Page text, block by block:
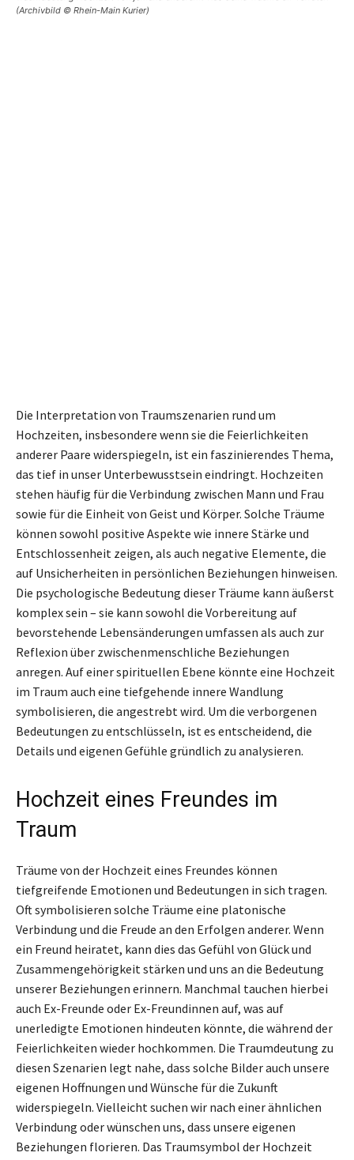
(Archivbild © Rhein-Main Kurier)
Die Interpretation von Traumszenarien rund um
Hochzeiten, insbesondere wenn sie die Feierlichkeiten
anderer Paare widerspiegeln, ist ein faszinierendes Thema,
das tief in unser Unterbewusstsein eindringt. Hochzeiten
stehen häufig für die Verbindung zwischen Mann und Frau
sowie für die Einheit von Geist und Körper. Solche Träume
können sowohl positive Aspekte wie innere Stärke und
Entschlossenheit zeigen, als auch negative Elemente, die
auf Unsicherheiten in persönlichen Beziehungen hinweisen.
Die psychologische Bedeutung dieser Träume kann äußerst
komplex sein – sie kann sowohl die Vorbereitung auf
bevorstehende Lebensänderungen umfassen als auch zur
Reflexion über zwischenmenschliche Beziehungen
anregen. Auf einer spirituellen Ebene könnte eine Hochzeit
im Traum auch eine tiefgehende innere Wandlung
symbolisieren, die angestrebt wird. Um die verborgenen
Bedeutungen zu entschlüsseln, ist es entscheidend, die
Details und eigenen Gefühle gründlich zu analysieren.
Hochzeit eines Freundes im
Traum
Träume von der Hochzeit eines Freundes können
tiefgreifende Emotionen und Bedeutungen in sich tragen.
Oft symbolisieren solche Träume eine platonische
Verbindung und die Freude an den Erfolgen anderer. Wenn
ein Freund heiratet, kann dies das Gefühl von Glück und
Zusammengehörigkeit stärken und uns an die Bedeutung
unserer Beziehungen erinnern. Manchmal tauchen hierbei
auch Ex-Freunde oder Ex-Freundinnen auf, was auf
unerledigte Emotionen hindeuten könnte, die während der
Feierlichkeiten wieder hochkommen. Die Traumdeutung zu
diesen Szenarien legt nahe, dass solche Bilder auch unsere
eigenen Hoffnungen und Wünsche für die Zukunft
widerspiegeln. Vielleicht suchen wir nach einer ähnlichen
Verbindung oder wünschen uns, dass unsere eigenen
Beziehungen florieren. Das Traumsymbol der Hochzeit